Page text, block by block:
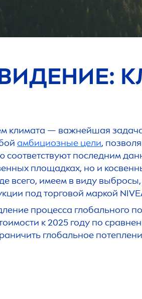
климата — важнейшая
амбициозные цели,
соответствуют последним
площадках, но и
всего, имеем в виду
под торговой маркой
процесса глобального
к 2025 году по
глобальное